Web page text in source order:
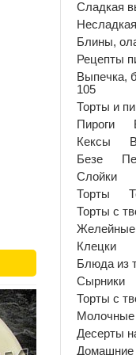
Сладкая
Блины,
Рецепты
Выпечка,
105
Торты и
Пироги
Кексы
Безе
Слойки
Торты
Торты с
Желейные
Клецки
Блюда из
Сырники
Торты с
Десерты
Домашние